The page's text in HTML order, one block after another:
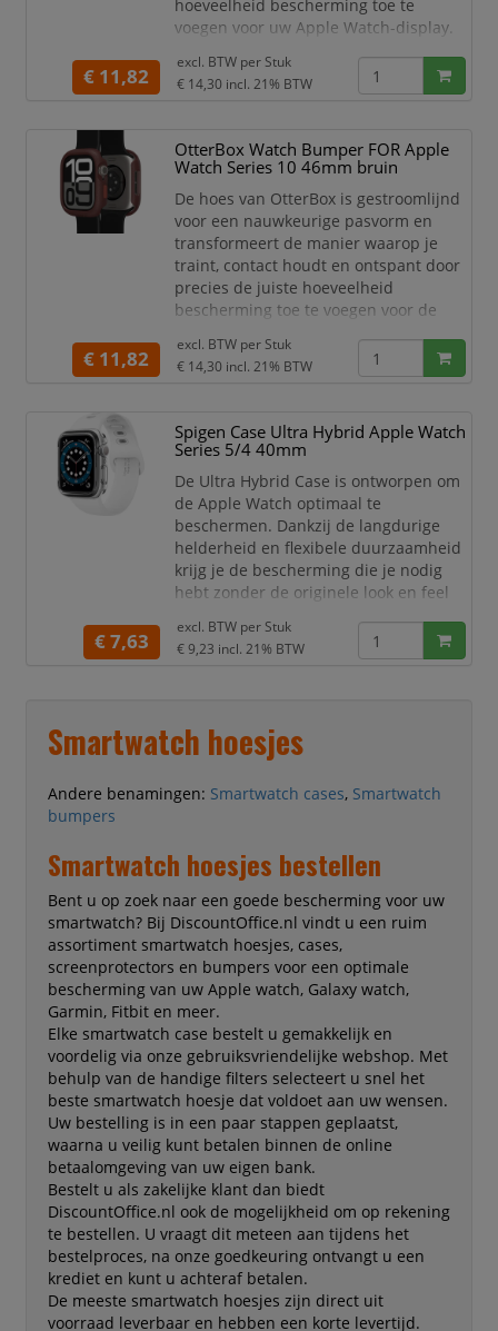
hoeveelheid bescherming toe te
voegen voor uw Apple Watch-display.
meer een oproep of sms en
maximaliseer elke activiteit zonder je
Apple Watch-scherm. De gladde
randen van de OtterBox Case
€ 11,82
excl. BTW per Stuk
€ 14,30 incl. 21% BTW
OtterBox Watch Bumper FOR Apple
Watch Series 10 46mm bruin
De hoes van OtterBox is gestroomlijnd
voor een nauwkeurige pasvorm en
transformeert de manier waarop je
traint, contact houdt en ontspant door
precies de juiste hoeveelheid
bescherming toe te voegen voor de
bewegingsdoelen, mis nooit meer een
oproep of sms en maximaliseer elke
maken over het barsten van de display
van je Apple Watch. De gladde
€ 11,82
excl. BTW per Stuk
€ 14,30 incl. 21% BTW
Spigen Case Ultra Hybrid Apple Watch
Series 5/4 40mm
De Ultra Hybrid Case is ontworpen om
de Apple Watch optimaal te
beschermen. Dankzij de langdurige
helderheid en flexibele duurzaamheid
krijg je de bescherming die je nodig
hebt zonder de originele look en feel
Deze case heeft ook een extra
beschermlaag voor over het scherm
eindeloos gebruik! Je bevestigt de case
super eenvoudig waarna je optima
€ 7,63
excl. BTW per Stuk
€ 9,23 incl. 21% BTW
Smartwatch hoesjes
Andere benamingen: Smartwatch cases, Smartwatch
bumpers
Smartwatch hoesjes bestellen
Bent u op zoek naar een goede bescherming voor uw
smartwatch? Bij DiscountOffice.nl vindt u een ruim
assortiment smartwatch hoesjes, cases,
screenprotectors en bumpers voor een optimale
bescherming van uw Apple watch, Galaxy watch,
Garmin, Fitbit en meer.
Elke smartwatch case bestelt u gemakkelijk en
voordelig via onze gebruiksvriendelijke webshop. Met
behulp van de handige filters selecteert u snel het
beste smartwatch hoesje dat voldoet aan uw wensen.
Uw bestelling is in een paar stappen geplaatst,
waarna u veilig kunt betalen binnen de online
betaalomgeving van uw eigen bank.
Bestelt u als zakelijke klant dan biedt
DiscountOffice.nl ook de mogelijkheid om op rekening
te bestellen. U vraagt dit meteen aan tijdens het
bestelproces, na onze goedkeuring ontvangt u een
krediet en kunt u achteraf betalen.
De meeste smartwatch hoesjes zijn direct uit
voorraad leverbaar en hebben een korte levertijd.